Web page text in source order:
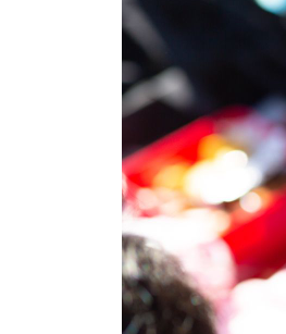
小学5年生
小
ワーク・ドリル
幼稚園・保育園
小学校
科学・プログラミング
教育・学習
絵本・読み聞かせ
自由研究・工作
読書感想文
本・読書
こそだて生活
住まい
ファッション・美容
行事・イベント
トラブル
親子でいっしょに
人間関係
おでかけ
こそだてマンガ